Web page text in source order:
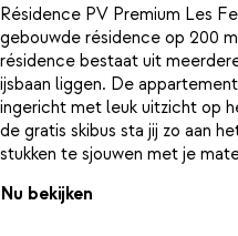
Résidence PV Premium Les
gebouwde résidence op 200
résidence bestaat uit
ijsbaan liggen. De
ingericht met leuk uitzicht op
de gratis skibus sta jij zo aan
stukken te sjouwen met je
faciliteiten die bijdragen aan
een heerlijke lounge met
Nu bekijken